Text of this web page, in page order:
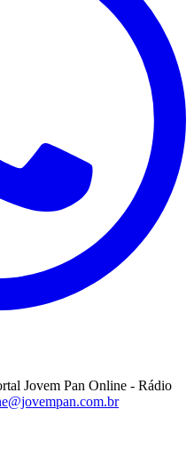
Jovem Pan Online - Rádio